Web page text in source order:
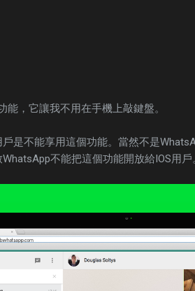
能，它讓我不用在手機上敲鍵盤。
是不能享用這個功能。當然不是
不能把這個功能開放給IOS用戶